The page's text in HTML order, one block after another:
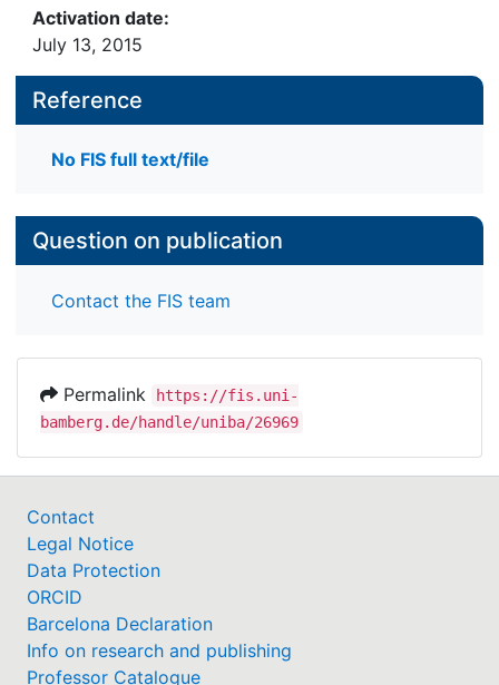
Activation date:
July 13, 2015
Reference
No FIS full text/file
Question on publication
Contact the FIS team
Permalink
https://fis.uni-
bamberg.de/handle/uniba/26969
Contact
Legal Notice
Data Protection
ORCID
Barcelona Declaration
Info on research and publishing
Professor Catalogue